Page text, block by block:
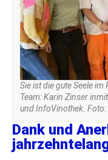
Sie ist die gute Seele
Team: Karin Zinser
und InfoVinothek. Foto:
Dank und